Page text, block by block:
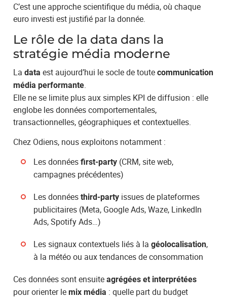
C’est une approche scientifique du média, où chaque
euro investi est justifié par la donnée.
Le rôle de la data dans la
stratégie média moderne
Ladata est aujourd’hui le socle de toutecommunication
média performante.
Elle ne se limite plus aux simples KPI de diffusion : elle
englobe les données comportementales,
transactionnelles, géographiques et contextuelles.
Chez Odiens, nous exploitons notamment :
Les donnéesfirst-party (CRM, site web,
campagnes précédentes)
Les donnéesthird-party issues de plateformes
publicitaires (Meta, Google Ads, Waze, LinkedIn
Ads, Spotify Ads…)
Les signaux contextuels liés à lagéolocalisation,
à la météo ou aux tendances de consommation
Ces données sont ensuiteagrégées et interprétées
pour orienter lemix média : quelle part du budget